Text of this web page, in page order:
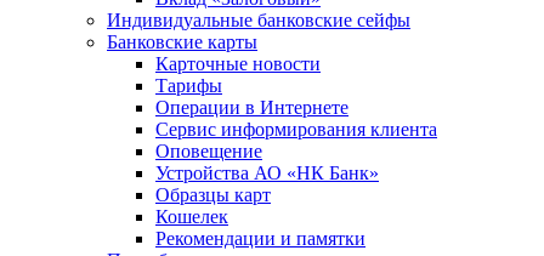
Индивидуальные банковские сейфы
Банковские карты
Карточные новости
Тарифы
Операции в Интернете
Сервис информирования клиента
Оповещение
Устройства АО «НК Банк»
Образцы карт
Кошелек
Рекомендации и памятки